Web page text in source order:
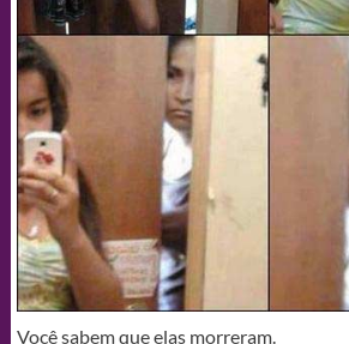
Você sabem que elas morreram.